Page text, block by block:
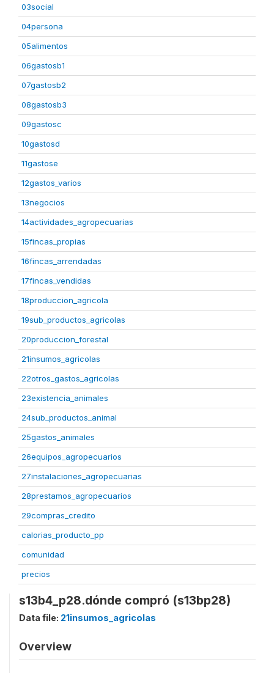
03social
04persona
05alimentos
06gastosb1
07gastosb2
08gastosb3
09gastosc
10gastosd
11gastose
12gastos_varios
13negocios
14actividades_agropecuarias
15fincas_propias
16fincas_arrendadas
17fincas_vendidas
18produccion_agricola
19sub_productos_agricolas
20produccion_forestal
21insumos_agricolas
22otros_gastos_agricolas
23existencia_animales
24sub_productos_animal
25gastos_animales
26equipos_agropecuarios
27instalaciones_agropecuarias
28prestamos_agropecuarios
29compras_credito
calorias_producto_pp
comunidad
precios
s13b4_p28.dónde compró (s13bp28)
Data file: 21insumos_agricolas
Overview